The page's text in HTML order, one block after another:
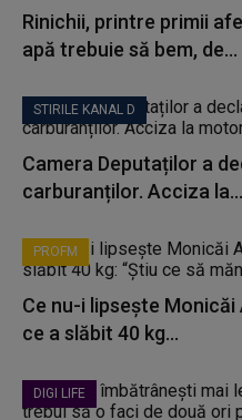
Rinichii, printre primii
apă trebuie să bem, de...
STIRILE KANAL D
Camera Deputaților a
carburanților. Acciza la...
PROFM
Ce nu-i lipsește
ce a slăbit 40 kg...
DIGI LIFE